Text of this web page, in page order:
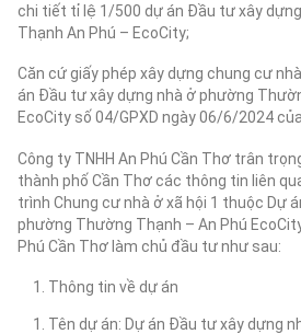
chi tiết tỉ lệ 1/500 dự án Đầu tư xây
Thạnh An Phú – EcoCity;
Căn cứ giấy phép xây dựng chung cư
án Đầu tư xây dựng nhà ở phường
EcoCity số 04/GPXD ngày 06/6/2024
Công ty TNHH An Phú Cần Thơ trân
thành phố Cần Thơ các thông tin liên
trình Chung cư nhà ở xã hội 1 thuộc Dự
phường Thường Thạnh – An Phú
Phú Cần Thơ làm chủ đầu tư như sau:
Thông tin về dự án
Tên dự án: Dự án Đầu tư xây dựng